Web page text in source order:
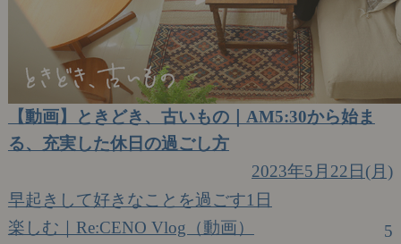
【動画】ときどき、古いもの｜AM5:30から始ま
る、充実した休日の過ごし方
2023年5月22日(月)
早起きして好きなことを過ごす1日
楽しむ｜Re:CENO Vlog（動画）
5